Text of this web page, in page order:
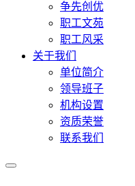
争先创优
职工文苑
职工风采
关于我们
单位简介
领导班子
机构设置
资质荣誉
联系我们